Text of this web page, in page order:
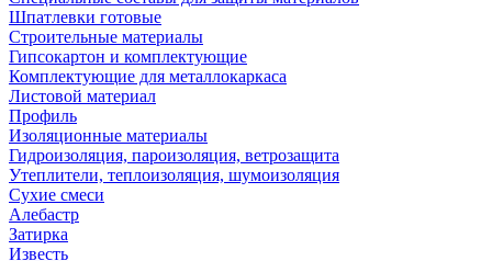
Шпатлевки готовые
Строительные материалы
Гипсокартон и комплектующие
Комплектующие для металлокаркаса
Листовой материал
Профиль
Изоляционные материалы
Гидроизоляция, пароизоляция, ветрозащита
Утеплители, теплоизоляция, шумоизоляция
Сухие смеси
Алебастр
Затирка
Известь